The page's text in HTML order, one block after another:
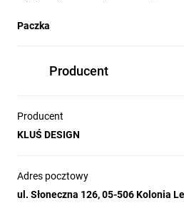
Paczka
Producent
Producent
KLUŚ DESIGN
Adres pocztowy
ul. Słoneczna 126, 05-506 Kolonia